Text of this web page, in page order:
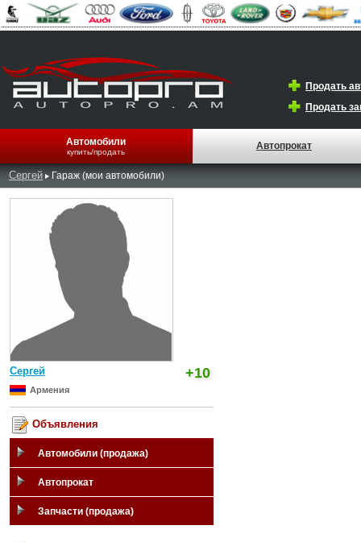
Продать
Продать
Автомобили
купить/продать
Автопрокат
Сергей Гараж (мои автомобили)
Сергей +10
Армения
Объявления
Автомобили (продажа)
Автопрокат
Запчасти (продажа)